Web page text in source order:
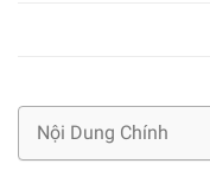
Nội Dung Chính